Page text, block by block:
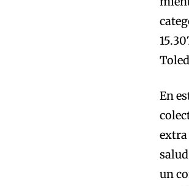
En
extra
un